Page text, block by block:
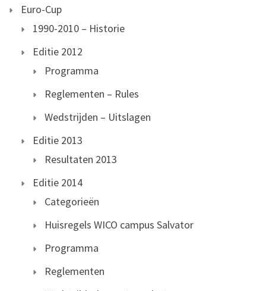
Euro-Cup
1990-2010 – Historie
Editie 2012
Programma
Reglementen – Rules
Wedstrijden – Uitslagen
Editie 2013
Resultaten 2013
Editie 2014
Categorieën
Huisregels WICO campus Salvator
Programma
Reglementen